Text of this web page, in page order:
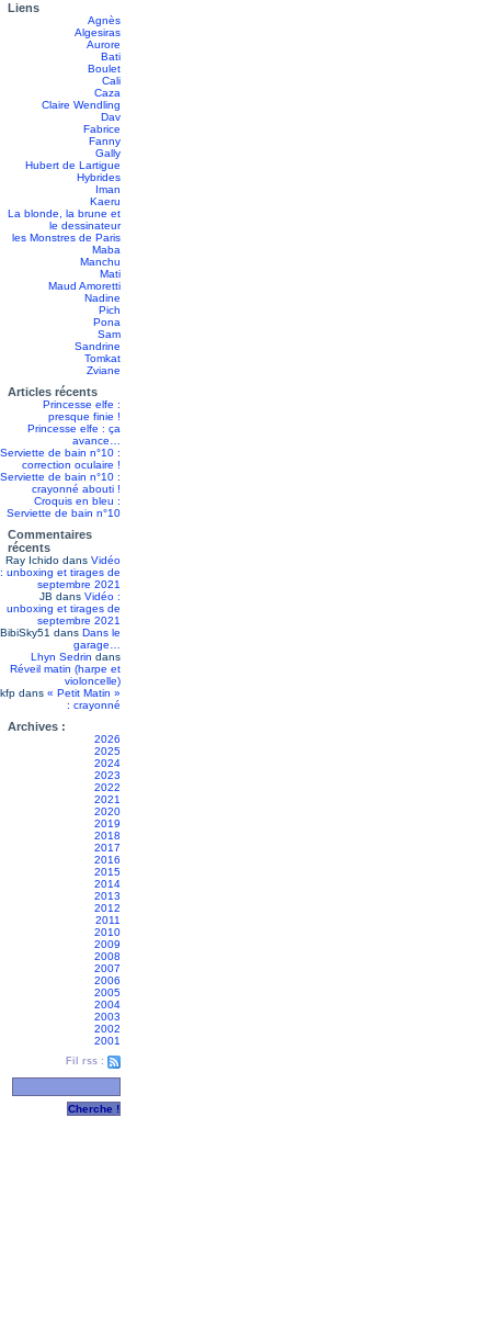
Liens
Agnès
Algesiras
Aurore
Bati
Boulet
Cali
Caza
Claire Wendling
Dav
Fabrice
Fanny
Gally
Hubert de Lartigue
Hybrides
Iman
Kaeru
La blonde, la brune et
le dessinateur
les Monstres de Paris
Maba
Manchu
Mati
Maud Amoretti
Nadine
Pich
Pona
Sam
Sandrine
Tomkat
Zviane
Articles récents
Princesse elfe :
presque finie !
Princesse elfe : ça
avance…
Serviette de bain n°10 :
correction oculaire !
Serviette de bain n°10 :
crayonné abouti !
Croquis en bleu :
Serviette de bain n°10
Commentaires
récents
Ray Ichido dans Vidéo
: unboxing et tirages de
septembre 2021
JB dans Vidéo :
unboxing et tirages de
septembre 2021
BibiSky51 dans Dans le
garage…
Lhyn Sedrin dans
Réveil matin (harpe et
violoncelle)
kfp dans « Petit Matin »
: crayonné
Archives :
2026
2025
2024
2023
2022
2021
2020
2019
2018
2017
2016
2015
2014
2013
2012
2011
2010
2009
2008
2007
2006
2005
2004
2003
2002
2001
Fil rss :